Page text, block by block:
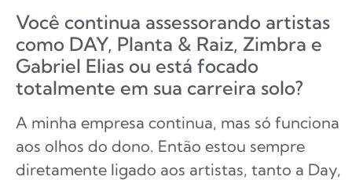
Você continua assessorando artistas
como DAY, Planta & Raiz, Zimbra e
Gabriel Elias ou está focado
totalmente em sua carreira solo?
A minha empresa continua, mas só funciona
aos olhos do dono. Então estou sempre
diretamente ligado aos artistas, tanto a Day,